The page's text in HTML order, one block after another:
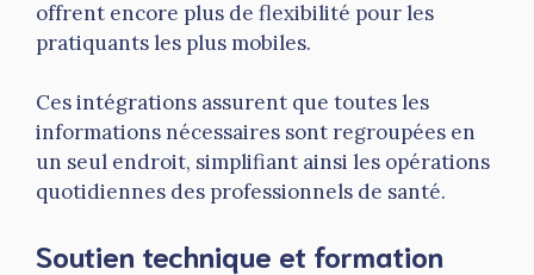
offrent encore plus de flexibilité pour les
pratiquants les plus mobiles.
Ces intégrations assurent que toutes les
informations nécessaires sont regroupées en
un seul endroit, simplifiant ainsi les opérations
quotidiennes des professionnels de santé.
Soutien technique et formation